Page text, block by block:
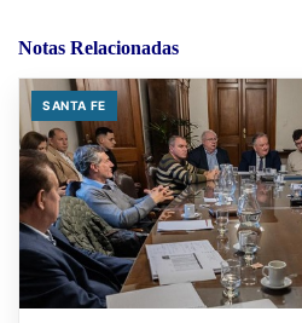
Notas Relacionadas
SANTA FE